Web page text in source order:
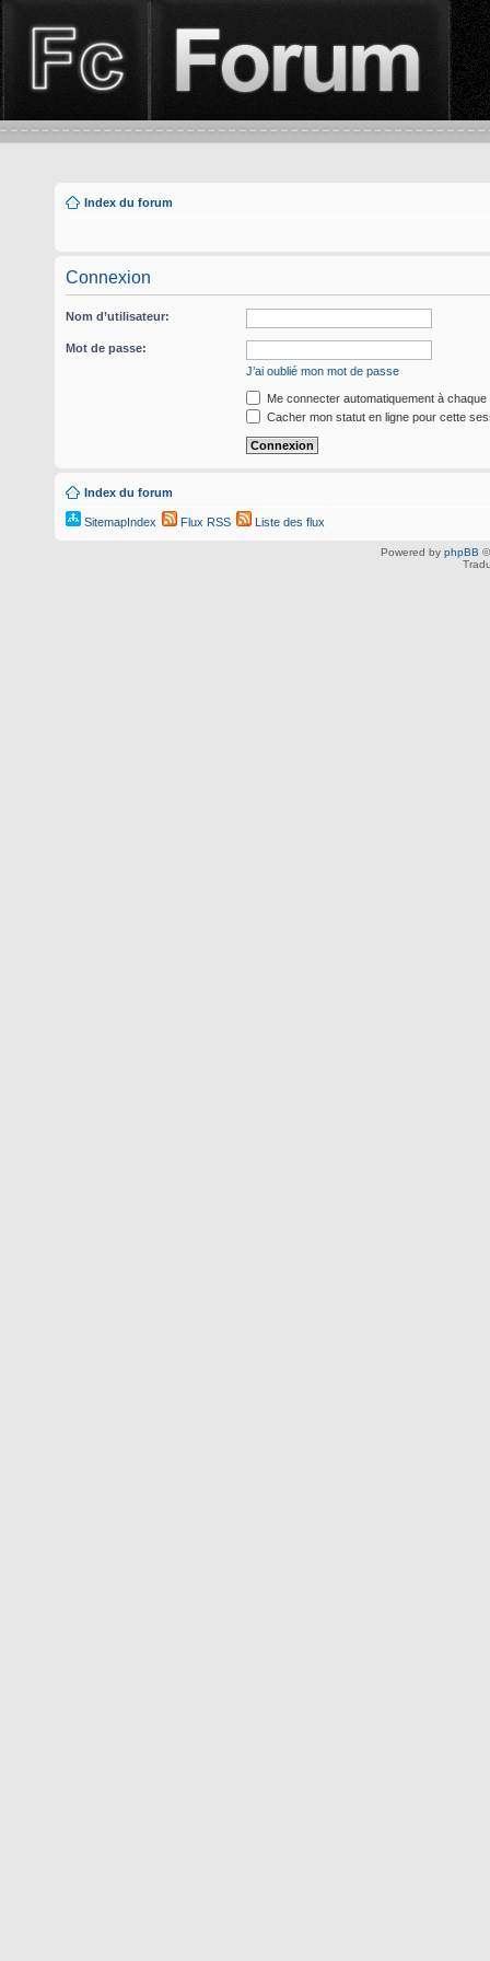
Index du forum
Connexion
Nom d’utilisateur:
Mot de passe:
J’ai oublié mon mot de passe
Me connecter automatiquement à chaque
Cacher mon statut en ligne pour cette
Index du forum
SitemapIndex Flux RSS Liste des flux
Powered by phpBB